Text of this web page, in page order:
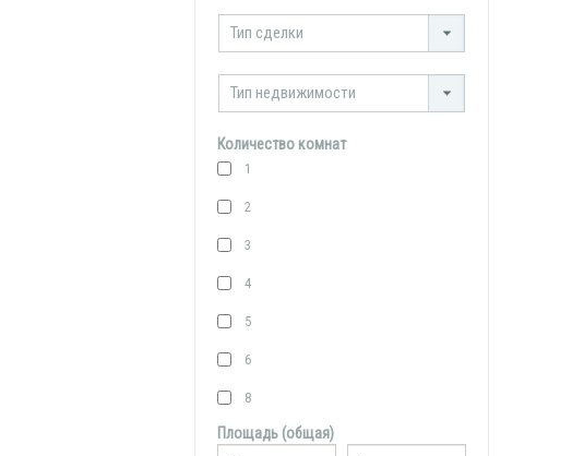
Тип сделки
Тип недвижимости
Количество комнат
1
2
3
4
5
6
8
Площадь (общая)